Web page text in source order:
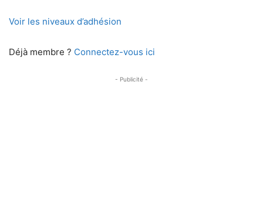
Voir les niveaux d’adhésion
Déjà membre ? Connectez-vous ici
- Publicité -